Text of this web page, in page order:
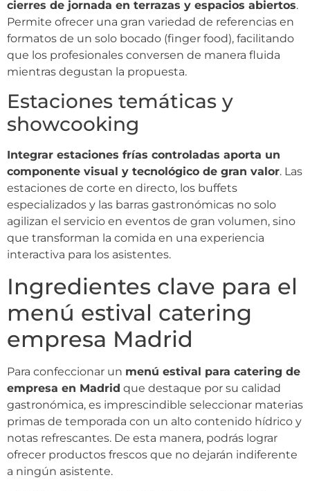
cierres de jornada en terrazas y espacios abiertos.
Permite ofrecer una gran variedad de referencias en
formatos de un solo bocado (finger food), facilitando
que los profesionales conversen de manera fluida
mientras degustan la propuesta.
Estaciones temáticas y
showcooking
Integrar estaciones frías controladas aporta un
componente visual y tecnológico de gran valor. Las
estaciones de corte en directo, los buffets
especializados y las barras gastronómicas no solo
agilizan el servicio en eventos de gran volumen, sino
que transforman la comida en una experiencia
interactiva para los asistentes.
Ingredientes clave para el
menú estival catering
empresa Madrid
Para confeccionar un menú estival para catering de
empresa en Madrid que destaque por su calidad
gastronómica, es imprescindible seleccionar materias
primas de temporada con un alto contenido hídrico y
notas refrescantes. De esta manera, podrás lograr
ofrecer productos frescos que no dejarán indiferente
a ningún asistente.